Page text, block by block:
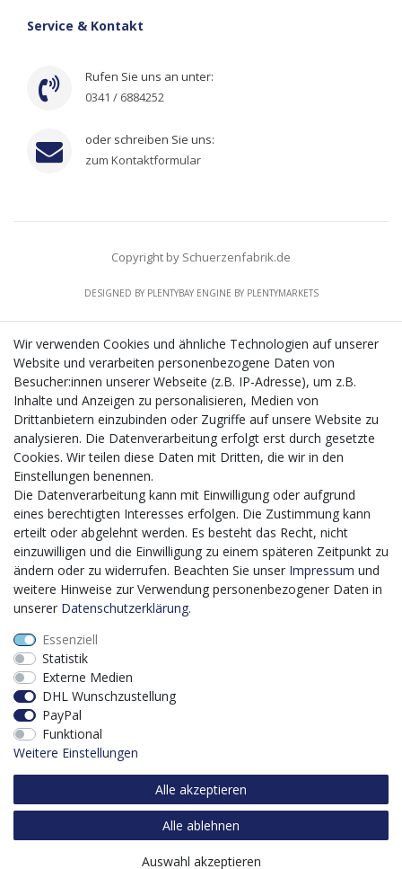
Service & Kontakt
Rufen Sie uns an unter:
0341 / 6884252
oder schreiben Sie uns:
zum Kontaktformular
Copyright by Schuerzenfabrik.de
DESIGNED BY PLENTYBAYENGINE BY PLENTYMARKETS
CMS-Softwaresystems zur digitalen Optimierung
von Geschäftsprozessen
Mit dem vorgenannten Projekt, welches im Zeitraum vom
20.12.2023 bis zum 29.02.2024 im Rahmen des
Förderprogrammes Digitalisierung Zuschuss EFRE 2021
bis 2027 umgesetzt wird, möchten wir in die Anschaffung
eines Content-Management-Systems (CMS-
Softwaresystem) investieren, um unseren Online-Shop
künftig selbst verwalten zu können. Diese Software dient
der effizienteren gemeinschaftlichen Erstellung,
Bearbeitung, Organisation und Darstellung digitaler
Inhalte (Content) in unserem Unternehmen. Dies ist
insbesondere für den Vertrieb von Bedeutung. Bisher
Software digitalisiert werden was zu einer enormen
Zeitersparnis führt.
Dieses Vorhaben wird kofinanziert von der Europäischen
Union mithilfe von EFRE-Mitteln sowie durch Steuermittel
auf der Grundlage des vom Sächsischen Landtag
beschlossenen Haushaltes.
Wir verwenden Cookies und ähnliche Technologien auf unserer
Website und verarbeiten personenbezogene Daten von
Besucher:innen unserer Webseite (z.B. IP-Adresse), um z.B.
Inhalte und Anzeigen zu personalisieren, Medien von
Drittanbietern einzubinden oder Zugriffe auf unsere Website zu
analysieren. Die Datenverarbeitung erfolgt erst durch gesetzte
Cookies. Wir teilen diese Daten mit Dritten, die wir in den
Einstellungen benennen.
Die Datenverarbeitung kann mit Einwilligung oder aufgrund
eines berechtigten Interesses erfolgen. Die Zustimmung kann
erteilt oder abgelehnt werden. Es besteht das Recht, nicht
einzuwilligen und die Einwilligung zu einem späteren Zeitpunkt zu
ändern oder zu widerrufen. Beachten Sie unser Impressum und
weitere Hinweise zur Verwendung personenbezogener Daten in
unserer Daten­schutz­erklärung.
Essenziell
Statistik
Externe Medien
DHL Wunschzustellung
PayPal
Funktional
Weitere Einstellungen
Alle akzeptieren
Alle ablehnen
Auswahl akzeptieren